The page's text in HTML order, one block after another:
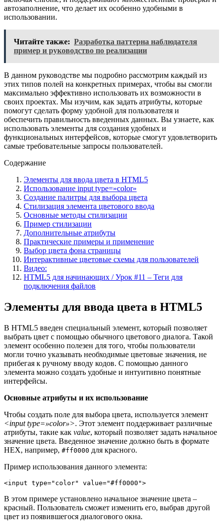
автозаполнение, что делает их особенно удобными в
использовании.
Читайте также: Разработка паттерна наблюдателя
пример и руководство по реализации
В данном руководстве мы подробно рассмотрим каждый из
этих типов полей на конкретных примерах, чтобы вы смогли
максимально эффективно использовать их возможности в
своих проектах. Мы изучим, как задать атрибуты, которые
помогут сделать форму удобной для пользователя и
обеспечить правильность введенных данных. Вы узнаете, как
использовать элементы для создания удобных и
функциональных интерфейсов, которые смогут удовлетворить
самые требовательные запросы пользователей.
Содержание
Элементы для ввода цвета в HTML5
Использование input type=»color»
Создание палитры для выбора цвета
Стилизация элемента цветового ввода
Основные методы стилизации
Пример стилизации
Дополнительные атрибуты
Практические примеры и применение
Выбор цвета фона страницы
Интерактивные цветовые схемы для пользователей
Видео:
HTML5 для начинающих / Урок #11 – Теги для
подключения файлов
Элементы для ввода цвета в HTML5
В HTML5 введен специальный элемент, который позволяет
выбрать цвет с помощью обычного цветового диалога. Такой
элемент особенно полезен для того, чтобы пользователи
могли точно указывать необходимые цветовые значения, не
прибегая к ручному вводу кодов. С помощью данного
элемента можно создать удобные и интуитивно понятные
интерфейсы.
Основные атрибуты и их использование
Чтобы создать поле для выбора цвета, используется элемент
<input type=»color»>. Этот элемент поддерживает различные
атрибуты, такие как value, который позволяет задать начальное
значение цвета. Введенное значение должно быть в формате
HEX, например, #ff0000 для красного.
Пример использования данного элемента:
<input type="color" value="#ff0000">
В этом примере установлено начальное значение цвета –
красный. Пользователь сможет изменить его, выбрав другой
цвет из появившегося диалогового окна.